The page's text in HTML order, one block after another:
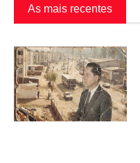
As mais recentes